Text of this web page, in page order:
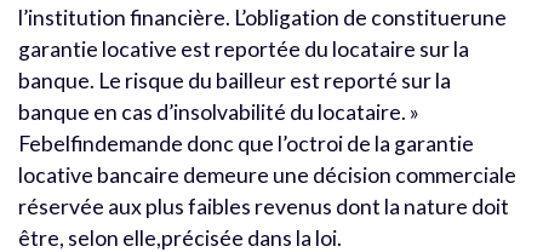
l’institution financière. L’obligation de constituerune
garantie locative est reportée du locataire sur la
banque. Le risque du bailleur est reporté sur la
banque en cas d’insolvabilité du locataire. »
Febelfindemande donc que l’octroi de la garantie
locative bancaire demeure une décision commerciale
réservée aux plus faibles revenus dont la nature doit
être, selon elle,précisée dans la loi.